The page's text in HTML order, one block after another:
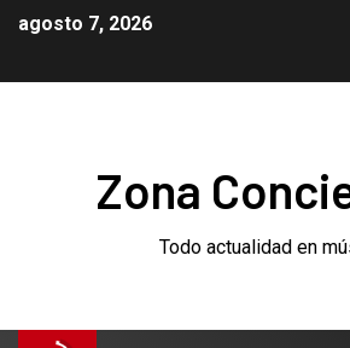
agosto 7, 2026
Zona
Todo actualidad en